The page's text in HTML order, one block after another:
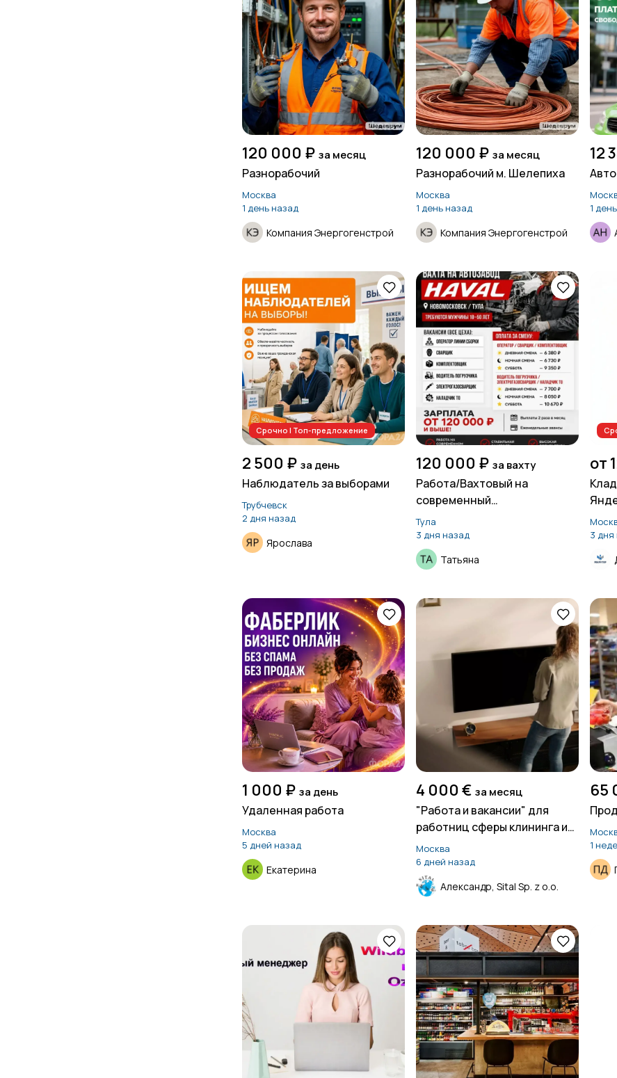
120 000 ₽ за месяц
Разнорабочий
Москва
1 день назад
Компания Энергогенстрой
120 000 ₽ за месяц
Разнорабочий м. Шелепиха
Москва
1 день назад
Компания Энергогенстрой
12
1
Срочно | Топ-предложение
2 500 ₽ за день
Наблюдатель за выборами
Трубчевск
2 дня назад
Ярослава
120 000 ₽ за вахту
Работа/Вахтовый на
современный
автомобильный завод
Тула
3 дня назад
Татьяна
от
3 дня
1 000 ₽ за день
Удаленная работа
Москва
5 дней назад
Екатерина
4 000 € за месяц
"Работа и вакансии" для
работниц сферы клининга и
уборок в Швейцарии
Москва
6 дней назад
Александр, Sital Sp. z o.o.
65
1